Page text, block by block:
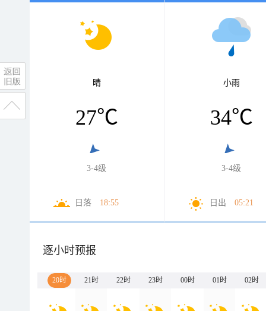
晴
27℃
3-4级
日落 18:55
小雨
34℃
3-4级
日出 05:21
逐小时预报
20时 21时 22时 23时 00时 01时 02时